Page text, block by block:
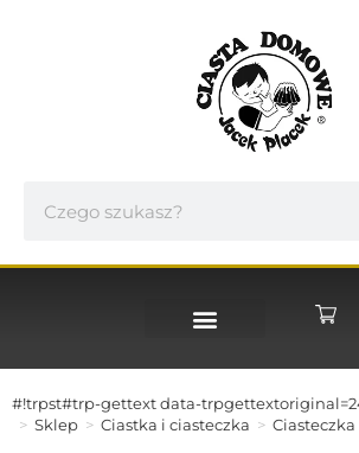
#!trpst#trp-gettext data-
> Sklep > Ciastka i ciasteczka > Ciasteczka